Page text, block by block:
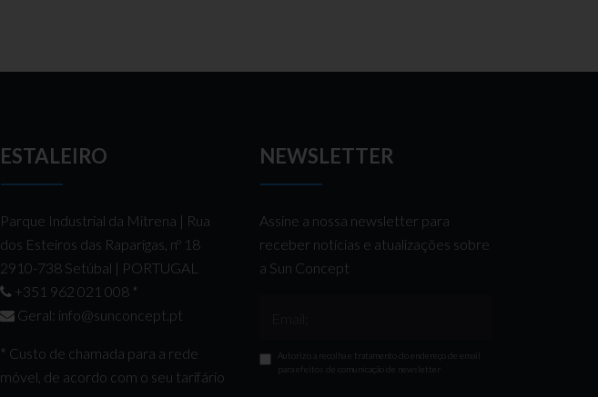
ESTALEIRO
Parque Industrial da Mitrena | Rua
dos Esteiros das Raparigas, nº 18
2910-738 Setúbal | PORTUGAL
+351 962 021 008 *
Geral: info@sunconcept.pt
* Custo de chamada para a rede
móvel, de acordo com o seu tarifário
NEWSLETTER
Assine a nossa newsletter para
receber notícias e atualizações sobre
a Sun Concept
Autorizo a recolha e tratamento do endereço de email
para efeitos de comunicação de newsletter